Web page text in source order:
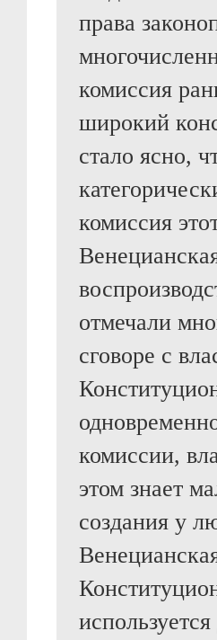
права
комиссия
широкий
стало ясно,
комиссия
отмечали
сговоре с
комиссии,
этом знает
создания у